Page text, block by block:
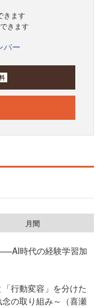
きます
きます
バー
月間
時代の経験学習加
行動変容」を分けた
の取り組み～（喜瀬